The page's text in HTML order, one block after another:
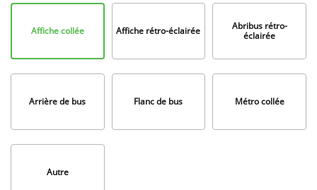
Format
Affiche collée Affiche rétro-éclairée
Abribus rétro-
éclairée
Arrière de bus Flanc de bus Métro collée
Autre